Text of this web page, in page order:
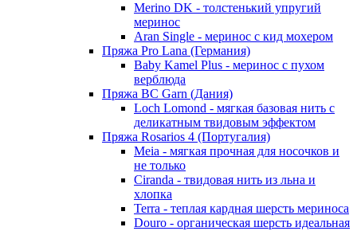
Merino DK - толстенький упругий
меринос
Aran Single - меринос с кид мохером
Пряжа Pro Lana (Германия)
Baby Kamel Plus - меринос с пухом
верблюда
Пряжа BC Garn (Дания)
Loch Lomond - мягкая базовая нить с
деликатным твидовым эффектом
Пряжа Rosarios 4 (Португалия)
Meia - мягкая прочная для носочков и
не только
Ciranda - твидовая нить из льна и
хлопка
Terra - теплая кардная шерсть мериноса
Douro - органическая шерсть идеальная